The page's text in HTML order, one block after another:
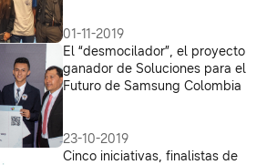
el Futuro
01-11-2019
El “desmocilador”, el proyecto
ganador de Soluciones para el
Futuro de Samsung Colombia
23-10-2019
Cinco iniciativas, finalistas de